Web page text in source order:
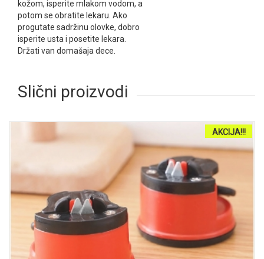
kožom, isperite mlakom vodom, a
potom se obratite lekaru. Ako
progutate sadržinu olovke, dobro
isperite usta i posetite lekara.
Držati van domašaja dece.
Slični proizvodi
AKCIJA!!!